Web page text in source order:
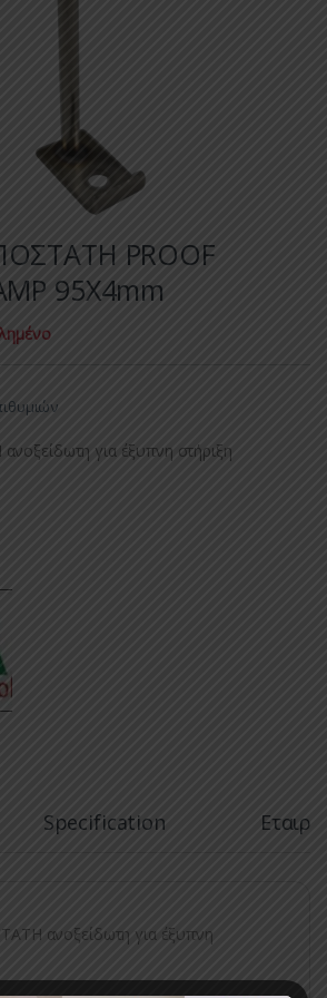
PROOF
95X4mm
για έξυπνη στήριξη
Specification
ανοξείδωτη για έξυπνη